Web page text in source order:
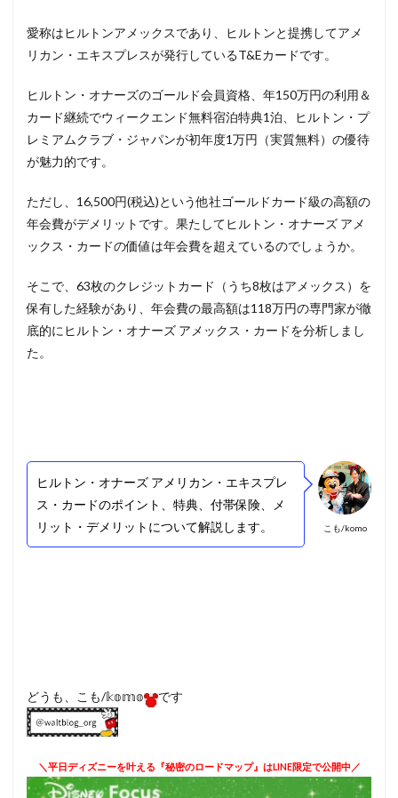
愛称はヒルトンアメックスであり、ヒルトンと提携してアメ
リカン・エキスプレスが発行しているT&Eカードです。
ヒルトン・オナーズのゴールド会員資格、年150万円の利用＆
カード継続でウィークエンド無料宿泊特典1泊、ヒルトン・プ
レミアムクラブ・ジャパンが初年度1万円（実質無料）の優待
が魅力的です。
ただし、16,500円(税込)という他社ゴールドカード級の高額の
年会費がデメリットです。果たしてヒルトン・オナーズ アメ
ックス・カードの価値は年会費を超えているのでしょうか。
そこで、63枚のクレジットカード（うち8枚はアメックス）を
保有した経験があり、年会費の最高額は118万円の専門家が徹
底的にヒルトン・オナーズ アメックス・カードを分析しまし
た。
こも/komo
ヒルトン・オナーズ アメリカン・エキスプレ
ス・カードのポイント、特典、付帯保険、メ
リット・デメリットについて解説します。
どうも、こも/𝕜𝕠𝕞𝕠 です
＼平日ディズニーを叶える『秘密のロードマップ』はLINE限定で公開中／